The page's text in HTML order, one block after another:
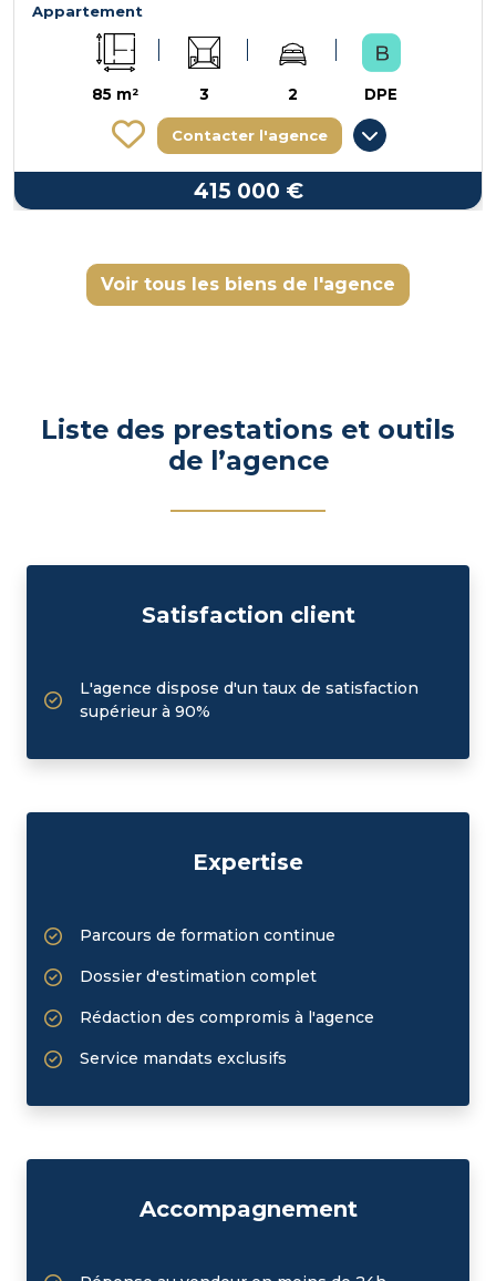
Appartement
85 m² 3 2 DPE
Contacter l'agence
415 000 €
Voir tous les biens de l'agence
Liste des prestations et outils
de l’agence
Satisfaction client
L'agence dispose d'un taux de satisfaction
supérieur à 90%
Expertise
Parcours de formation continue
Dossier d'estimation complet
Rédaction des compromis à l'agence
Service mandats exclusifs
Accompagnement